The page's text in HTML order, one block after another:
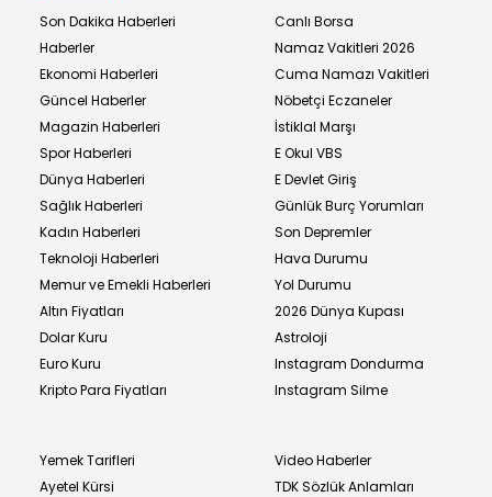
Son Dakika Haberleri
Haberler
Ekonomi Haberleri
Güncel Haberler
Magazin Haberleri
Spor Haberleri
Dünya Haberleri
Sağlık Haberleri
Kadın Haberleri
Teknoloji Haberleri
Memur ve Emekli Haberleri
Altın Fiyatları
Dolar Kuru
Euro Kuru
Kripto Para Fiyatları
Canlı Borsa
Namaz Vakitleri 2026
Cuma Namazı Vakitleri
Nöbetçi Eczaneler
İstiklal Marşı
E Okul VBS
E Devlet Giriş
Günlük Burç Yorumları
Son Depremler
Hava Durumu
Yol Durumu
2026 Dünya Kupası
Astroloji
Instagram Dondurma
Instagram Silme
Yemek Tarifleri
Ayetel Kürsi
Video Haberler
TDK Sözlük Anlamları